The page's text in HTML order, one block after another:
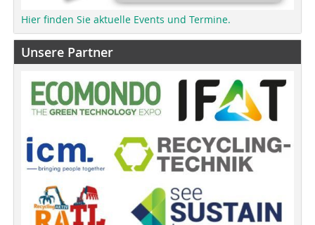
Hier finden Sie aktuelle Events und Termine.
Unsere Partner